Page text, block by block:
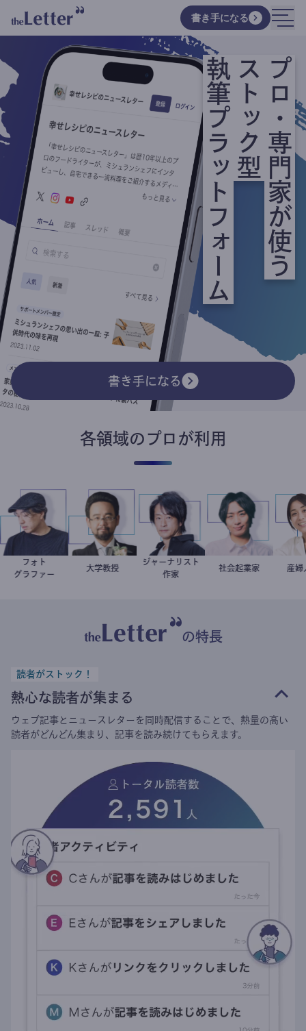
書き手になる
プロ・専門家が使う
ストック型
執筆プラットフォーム
書き手になる
各領域のプロが利用
別所隆弘
フォト
グラファー
金谷一朗
大学教授 鈴木エイト
ジャーナリスト
作家
駒崎弘樹
社会起業家
の特長
読者がストック！
熱心な読者が集まる
ウェブ記事とニュースレターを同時配信することで、熱量の高い
読者がどんどん集まり、記事を読み続けてもらえます。